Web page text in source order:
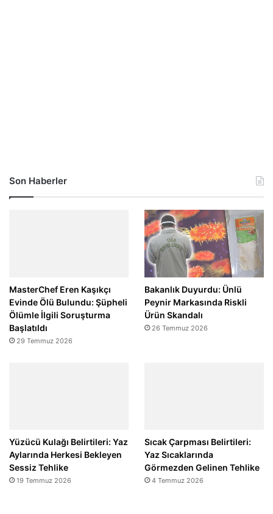
Son Haberler
MasterChef Eren Kaşıkçı
Evinde Ölü Bulundu: Şüpheli
Ölümle İlgili Soruşturma
Başlatıldı
29 Temmuz 2026
Bakanlık Duyurdu: Ünlü
Peynir Markasında Riskli
Ürün Skandalı
26 Temmuz 2026
Yüzücü Kulağı Belirtileri: Yaz
Aylarında Herkesi Bekleyen
Sessiz Tehlike
19 Temmuz 2026
Sıcak Çarpması Belirtileri:
Yaz Sıcaklarında
Görmezden Gelinen Tehlike
4 Temmuz 2026